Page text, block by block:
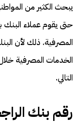
يبحث الكثير من
حتى يقوم عملاء البنك
المصرفية. ذلك لأن
الخدمات المصرفية
التالي.
رقم بنك